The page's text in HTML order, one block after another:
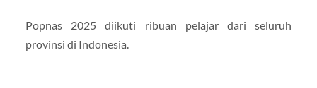
Popnas 2025 diikuti ribuan pelajar dari seluruh
provinsi di Indonesia.